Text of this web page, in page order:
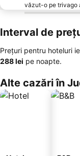
văzut-o pe trivago
Interval de
Prețuri pentru hoteluri
‎288 lei pe noapte.
Alte cazări în